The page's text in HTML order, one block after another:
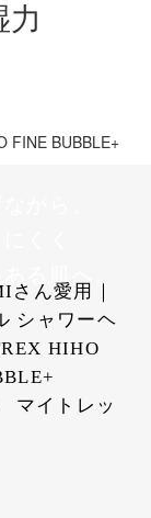
力
くく
る肌へ。